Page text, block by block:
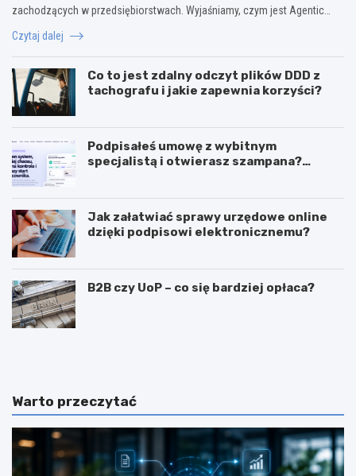
zachodzących w przedsiębiorstwach. Wyjaśniamy, czym jest Agentic…
Czytaj dalej
Co to jest zdalny odczyt plików DDD z
tachografu i jakie zapewnia korzyści?
Podpisałeś umowę z wybitnym
specjalistą i otwierasz szampana?
Jak załatwiać sprawy urzędowe online
dzięki podpisowi elektronicznemu?
B2B czy UoP – co się bardziej opłaca?
J
g
ę
z
a
J
c
e
c
h
Warto przeczytać